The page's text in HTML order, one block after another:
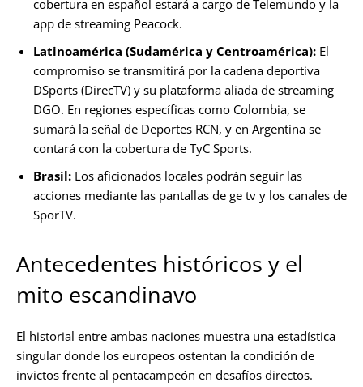
cobertura en español estará a cargo de Telemundo y la
app de streaming Peacock.
Latinoamérica (Sudamérica y Centroamérica): El
compromiso se transmitirá por la cadena deportiva
DSports (DirecTV) y su plataforma aliada de streaming
DGO. En regiones específicas como Colombia, se
sumará la señal de Deportes RCN, y en Argentina se
contará con la cobertura de TyC Sports.
Brasil: Los aficionados locales podrán seguir las
acciones mediante las pantallas de ge tv y los canales de
SporTV.
Antecedentes históricos y el
mito escandinavo
El historial entre ambas naciones muestra una estadística
singular donde los europeos ostentan la condición de
invictos frente al pentacampeón en desafíos directos.